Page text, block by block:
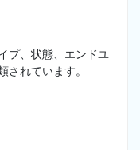
プ、状態、エンドユ
されています。